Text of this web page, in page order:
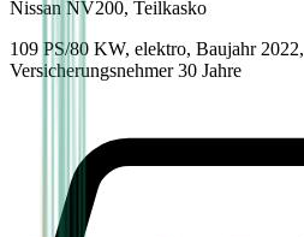
Nissan NV200, Teilkasko
109 PS/80 KW, elektro, Baujahr 2022,
Versicherungsnehmer 30 Jahre